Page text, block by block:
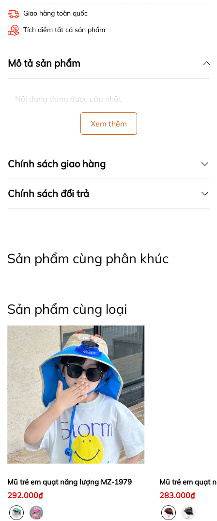
Giao hàng toàn quốc
Tích điểm tất cả sản phẩm
Mô tả sản phẩm
Nội dung đang được cập nhật
Xem thêm
Chính sách giao hàng
Chính sách đổi trả
Sản phẩm cùng phân khúc
Sản phẩm cùng loại
Mũ trẻ em quạt năng lượng MZ-1979
292.000₫
Mũ trẻ em quạt
283.000₫